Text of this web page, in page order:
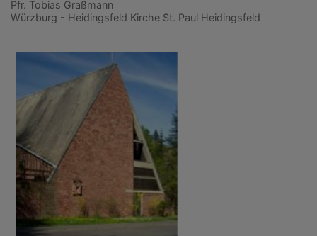
Pfr. Tobias Graßmann
Würzburg - Heidingsfeld Kirche St. Paul Heidingsfeld